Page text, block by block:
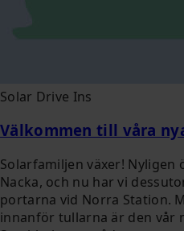
Solar Drive Ins
Välkommen till våra
Solarfamiljen växer! Nyligen
Nacka, och nu har vi
portarna vid Norra Station.
innanför tullarna är den vår